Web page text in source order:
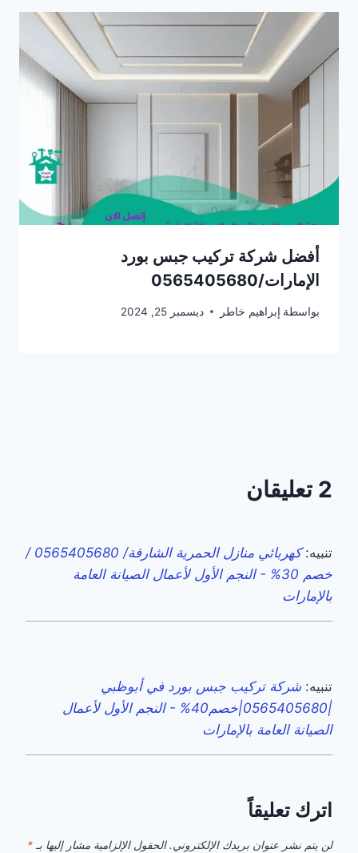
أفضل شركة تركيب جبس بورد
الإمارات/0565405680
بواسطة إبراهيم خاطر ديسمبر 25, 2024
2 تعليقان
تنبيه:
كهربائي منازل الحمرية الشارقة/ 0565405680 /
خصم 30% - النجم الأول لأعمال الصيانة العامة
بالإمارات
تنبيه:شركة تركيب جبس بورد في أبوظبي
|0565405680|خصم40% - النجم الأول لأعمال
الصيانة العامة بالإمارات
اترك تعليقاً
لن يتم نشر عنوان بريدك الإلكتروني. الحقول الإلزامية مشار إليها بـ *